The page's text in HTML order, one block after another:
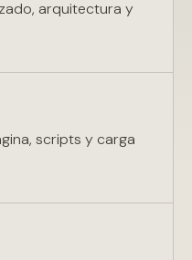
arquitectura y
scripts y carga